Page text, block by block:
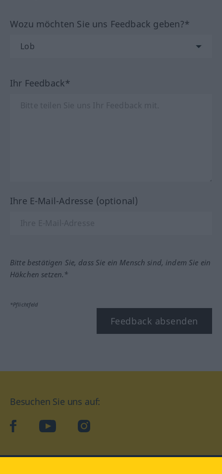
Wozu möchten Sie uns Feedback geben?*
Ihr Feedback*
Ihre E-Mail-Adresse (optional)
Bitte bestätigen Sie, dass Sie ein Mensch sind, indem Sie ein
Häkchen setzen.*
*Pflichtfeld
Feedback absenden
Besuchen Sie uns auf:
facebookYouTube Instagram